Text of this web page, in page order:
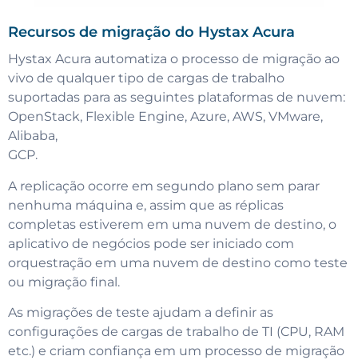
Recursos de migração do Hystax Acura
Hystax Acura automatiza o processo de migração ao
vivo de qualquer tipo de cargas de trabalho
suportadas para as seguintes plataformas de nuvem:
OpenStack, Flexible Engine, Azure, AWS, VMware,
Alibaba,
GCP.
A replicação ocorre em segundo plano sem parar
nenhuma máquina e, assim que as réplicas
completas estiverem em uma nuvem de destino, o
aplicativo de negócios pode ser iniciado com
orquestração em uma nuvem de destino como teste
ou migração final.
As migrações de teste ajudam a definir as
configurações de cargas de trabalho de TI (CPU, RAM
etc.) e criam confiança em um processo de migração